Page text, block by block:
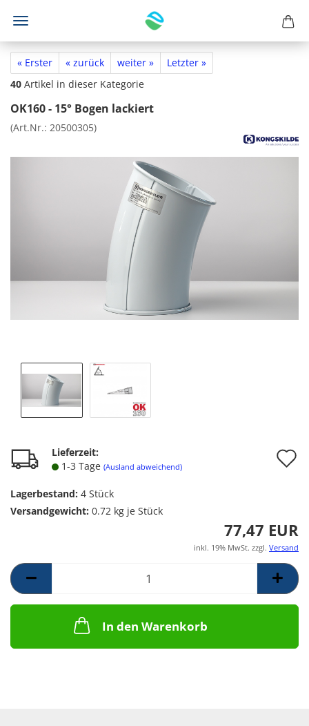
« Erster « zurück weiter »
Letzter »
40 Artikel in dieser Kategorie
OK160 - 15° Bogen lackiert
(Art.Nr.: 20500305)
Lieferzeit:
1-3 Tage (Ausland abweichend)
Lagerbestand: 4 Stück
Versandgewicht: 0.72 kg je Stück
77,47 EUR
inkl. 19% MwSt. zzgl. Versand
In den Warenkorb